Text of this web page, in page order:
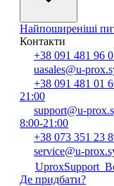
Найпоширеніші
Контакти
+38 091 481 96
uasales@u-
+38 091 481 01
21:00
support@u-
8:00-21:00
+38 073 351 23
service@u-
Де придбати?